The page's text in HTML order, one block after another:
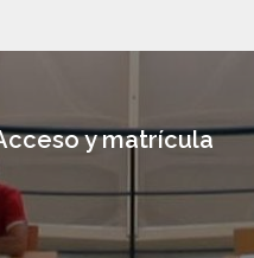
y matrícula